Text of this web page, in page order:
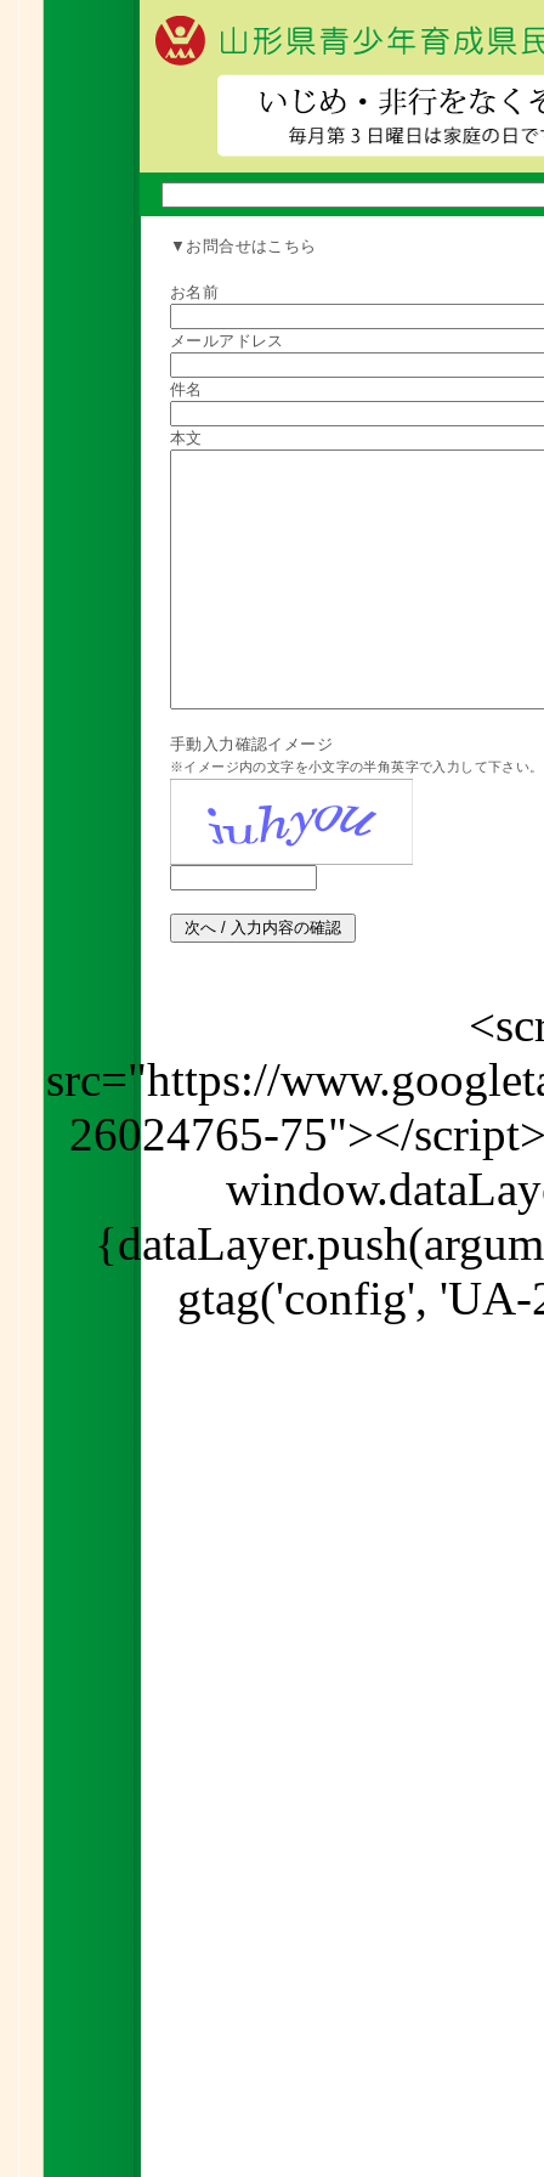
▼お問合せはこちら
お名前
メールアドレス
件名
本文
手動入力確認イメージ
※イメージ内の文字を小文字の半角英字で入力して下さい。
src="https://
26024765-75"></
gtag('config',